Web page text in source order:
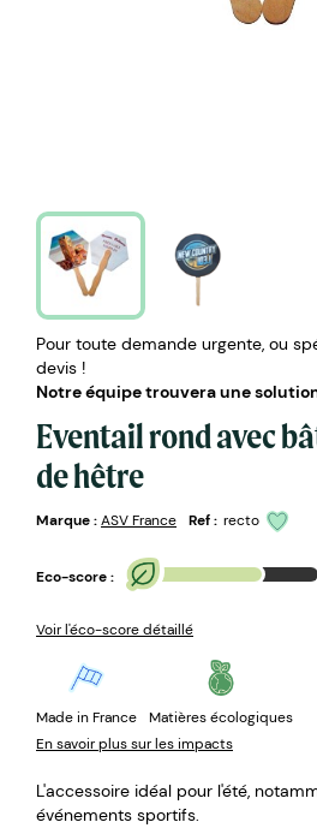
Pour toute demande urgente, ou
devis !
Notre équipe trouvera une
Eventail rond avec
de hêtre
Marque :ASV France Ref : recto
Eco-score :
Voir l'éco-score détaillé
Made in France
Matières écologiques
En savoir plus sur les impacts
L'accessoire idéal pour l'été,
événements sportifs.